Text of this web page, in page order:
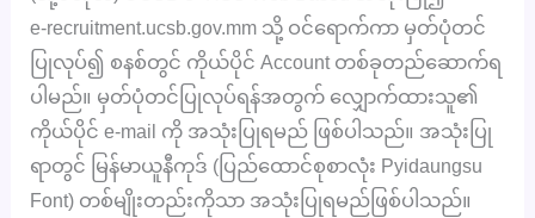
e-recruitment.ucsb.gov.mm သို့ ဝင်ရောက်ကာ မှတ်ပုံတင်
ပြုလုပ်၍ စနစ်တွင် ကိုယ်ပိုင် Account တစ်ခုတည်ဆောက်ရ
ပါမည်။ မှတ်ပုံတင်ပြုလုပ်ရန်အတွက် လျှောက်ထားသူ၏
ကိုယ်ပိုင် e-mail ကို အသုံးပြုရမည် ဖြစ်ပါသည်။ အသုံးပြု
ရာတွင် မြန်မာယူနီကုဒ် (ပြည်ထောင်စုစာလုံး Pyidaungsu
Font) တစ်မျိုးတည်းကိုသာ အသုံးပြုရမည်ဖြစ်ပါသည်။